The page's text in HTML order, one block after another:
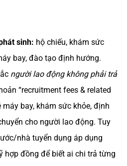
sinh: hộ chiếu, khám sức
bay, đào tạo định hướng.
người lao động không phải trả
“recruitment fees & related
máy bay, khám sức khỏe, định
cho người lao động. Tuy
nhà tuyển dụng áp dụng
hợp đồng để biết ai chi trả từng